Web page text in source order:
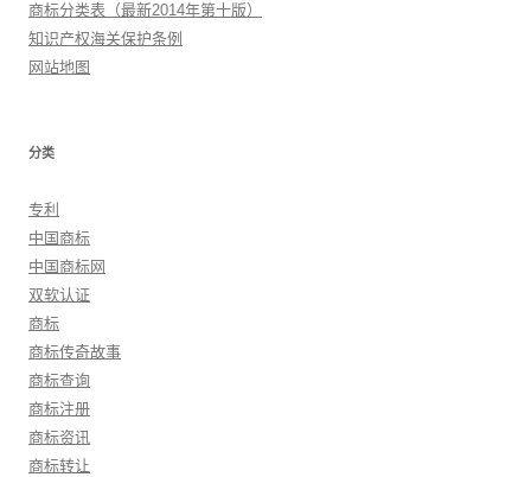
商标分类表（最新2014年第十版）
知识产权海关保护条例
网站地图
分类
专利
中国商标
中国商标网
双软认证
商标
商标传奇故事
商标查询
商标注册
商标资讯
商标转让